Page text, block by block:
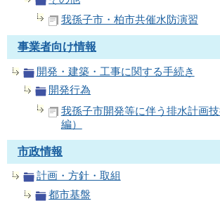
我孫子市・柏市共催水防演習
事業者向け情報
開発・建築・工事に関する手続き
開発行為
我孫子市開発等に伴う排水計画
編）
市政情報
計画・方針・取組
都市基盤